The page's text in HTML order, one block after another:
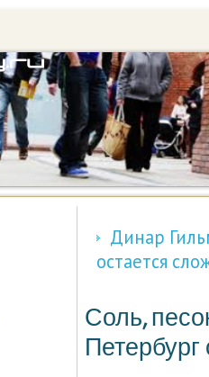
Динар
остается
Соль,
Петербург